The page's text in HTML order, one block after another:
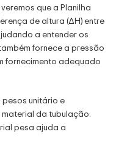
que a Planilha
de altura (∆H) entre
a entender os
fornece a pressão
fornecimento adequado
pesos unitário e
da tubulação.
pesa ajuda a